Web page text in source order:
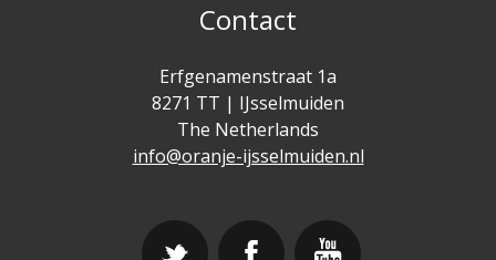
Contact
Erfgenamenstraat 1a
8271 TT | IJsselmuiden
The Netherlands
info@oranje-ijsselmuiden.nl